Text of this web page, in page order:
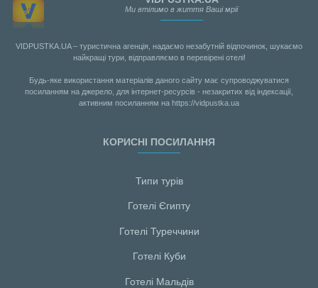
Ми втілимо в життя Ваші мрії
VIDPUSTKA.UA – туристична агенція, надаємо незабутній відпочинок, шукаємо
найкращі тури, відправляємо в перевірені отелі!
Будь-яке використання матеріалів даного сайту має супроводжуватися
посиланням на джерело, для інтернет-ресурсів - незакритих від індексації,
активним посиланням на https://vidpustka.ua
КОРИСНІ ПОСИЛАННЯ
Типи турів
Готелі Єгипту
Готелі Туреччини
Готелі Куби
Готелі Мальдiв